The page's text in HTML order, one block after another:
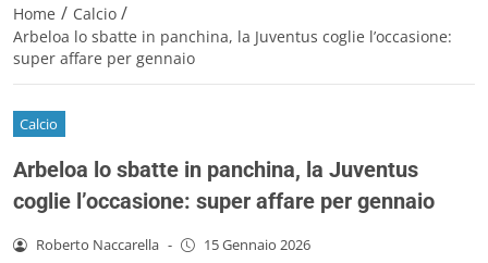
Home / Calcio /
Arbeloa lo sbatte in panchina, la Juventus coglie l’occasione:
super affare per gennaio
Calcio
Arbeloa lo sbatte in panchina, la Juventus
coglie l’occasione: super affare per gennaio
Roberto Naccarella - 15 Gennaio 2026